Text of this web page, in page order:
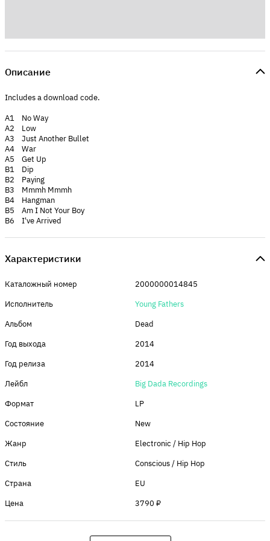
Описание
Includes a download code.
A1 No Way
A2 Low
A3 Just Another Bullet
A4 War
A5 Get Up
B1 Dip
B2 Paying
B3 Mmmh Mmmh
B4 Hangman
B5 Am I Not Your Boy
B6 I've Arrived
Характеристики
Каталожный номер
2000000014845
Исполнитель
Young Fathers
Альбом
Dead
Год выхода
2014
Год релиза
2014
Лейбл
Big Dada Recordings
Формат
LP
Состояние
New
Жанр
Electronic / Hip Hop
Стиль
Conscious / Hip Hop
Страна
EU
Цена
3790 ₽